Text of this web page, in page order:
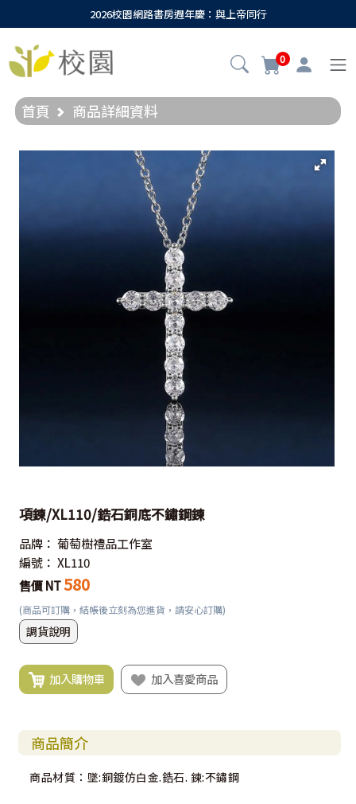
2026校園網路書房週年慶：與上帝同行
0
首頁 商品詳細資料
項鍊/XL110/鋯石銅底不鏽鋼鍊
品牌： 葡萄樹禮品工作室
編號： XL110
售價 NT580
(商品可訂購，結帳後立刻為您進貨，請安心訂購)
調貨說明
加入購物車 加入喜愛商品
商品簡介
商品材質：墜:銅鍍仿白金.鋯石. 鍊:不鏽鋼